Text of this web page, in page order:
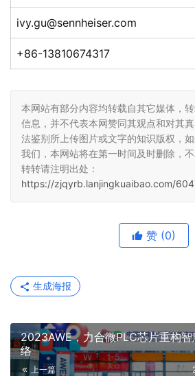
ivy.gu@sennheiser.com
+86-13810674317
本网站有部分内容均转载自其它媒体，
信息，并不代表本网赞同其观点和对其
法鉴别所上传图片或文字的知识版权，
我们，本网站将在第一时间及时删除，不
转转请注明出处：
https://zjqyrb.lanjingkuaibao.com/
赞 (0)
生成海报
2023AWE，力合微PLC芯片重构
络
上一篇